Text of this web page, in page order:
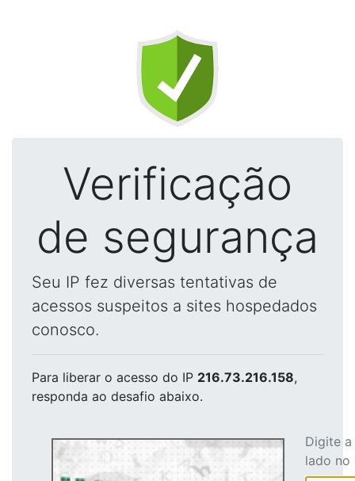
Verificação
de segurança
Seu IP fez diversas tentativas de
acessos suspeitos a sites hospedados
conosco.
Para liberar o acesso do IP 216.73.216.158,
responda ao desafio abaixo.
Digite
lado no